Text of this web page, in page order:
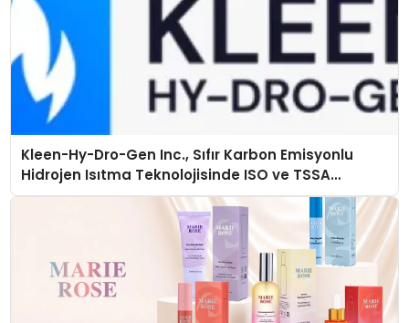
Kleen-Hy-Dro-Gen Inc., Sıfır Karbon Emisyonlu
Hidrojen Isıtma Teknolojisinde ISO ve TSSA
Düzenleyici Onaylarını Aldı